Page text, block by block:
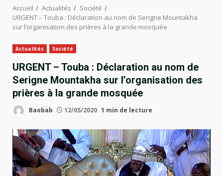
Accueil Actualités
Société
URGENT – Touba : Déclaration au nom de Serigne Mountakha
sur l’organisation des prières à la grande mosquée
Actualités Société
URGENT – Touba : Déclaration au nom de
Serigne Mountakha sur l’organisation des
prières à la grande mosquée
Baobab 12/05/2020 1 min de lecture